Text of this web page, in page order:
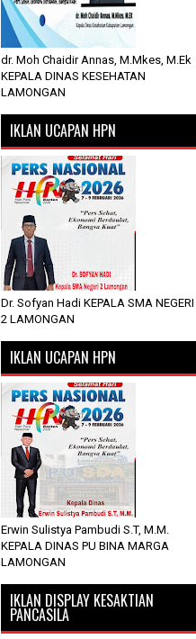
dr. Moh Chaidir Annas, M.Mkes, M.Ek
KEPALA DINAS KESEHATAN
LAMONGAN
IKLAN UCAPAN HPN
Dr. Sofyan Hadi KEPALA SMA NEGERI
2 LAMONGAN
IKLAN UCAPAN HPN
Erwin Sulistya Pambudi S.T, M.M.
KEPALA DINAS PU BINA MARGA
LAMONGAN
IKLAN DISPLAY KESAKTIAN
PANCASILA